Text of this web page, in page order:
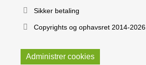
Sikker betaling
Copyrights og ophavsret 2014-2026
Administrer cookies